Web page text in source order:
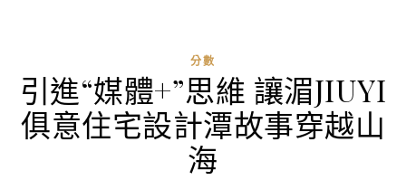
分數
引進“媒體+”思維 讓湄JIUYI
俱意住宅設計潭故事穿越山
海